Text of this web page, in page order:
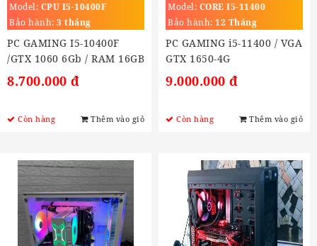
Model: CPU I5-10400F
Bảo hành: 3 tháng
PC GAMING I5-10400F
/GTX 1060 6Gb / RAM 16GB
/ SSD 240Gb
8.700.000 đ
Còn hàng Thêm vào giỏ
Model: CORE I5-11400
Bảo hành: 12 Tháng
PC GAMING i5-11400 / VGA
GTX 1650-4G
9.000.000 đ
Còn hàng Thêm vào giỏ